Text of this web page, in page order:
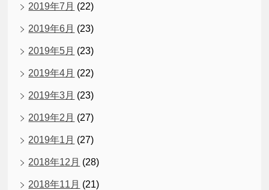
2019年7月 (22)
2019年6月 (23)
2019年5月 (23)
2019年4月 (22)
2019年3月 (23)
2019年2月 (27)
2019年1月 (27)
2018年12月 (28)
2018年11月 (21)